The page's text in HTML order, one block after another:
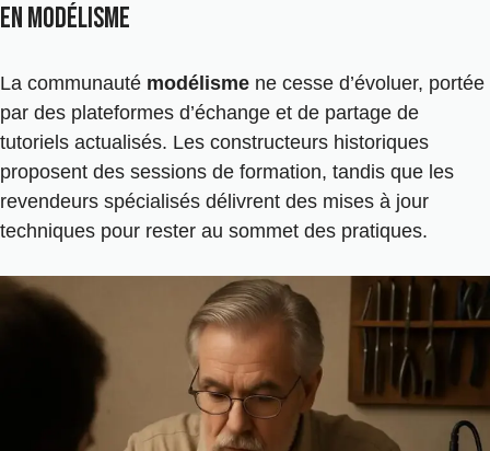
en modélisme
La communauté modélisme ne cesse d’évoluer, portée
par des plateformes d’échange et de partage de
tutoriels actualisés. Les constructeurs historiques
proposent des sessions de formation, tandis que les
revendeurs spécialisés délivrent des mises à jour
techniques pour rester au sommet des pratiques.